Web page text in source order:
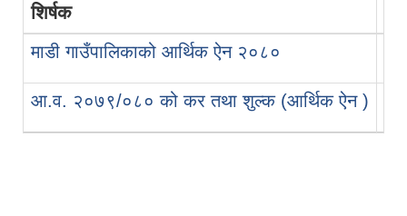
शिर्षक
माडी गाउँपालिकाको आर्थिक ऐन २०८०
आ.व. २०७९/०८० को कर तथा शुल्क (आर्थिक ऐन )